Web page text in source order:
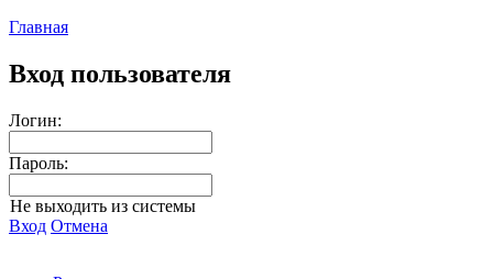
Главная
Вход пользователя
Логин:
Пароль:
Не выходить из системы
Вход Отмена